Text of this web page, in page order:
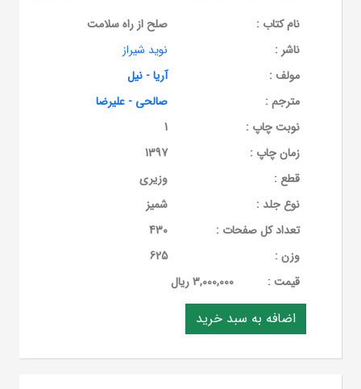
نام کتاب :
صلح از راه سلامت
ناشر :
نوید شیراز
مولف :
آریا - نیل
مترجم :
صالحی - علیرضا
نوبت چاپ :
1
زمان چاپ :
1397
قطع :
وزیری
نوع جلد :
شمیز
تعداد کل صفحات :
430
وزن :
625
قيمت :
3,000,000 ریال